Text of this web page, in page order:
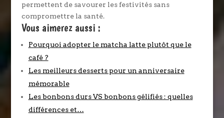
permettent de savourer les festivités sans
compromettre la santé.
Vous aimerez aussi :
Pourquoi adopter le matcha latte plutôt que le
café ?
Les meilleurs desserts pour un anniversaire
mémorable
Les bonbons durs VS bonbons gélifiés : quelles
différences et…